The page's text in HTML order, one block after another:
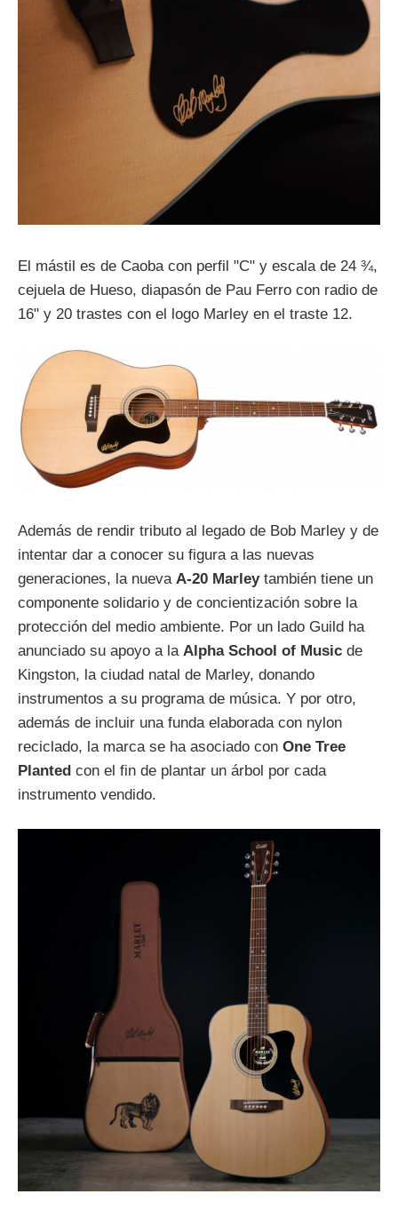
El mástil es de Caoba con perfil "C" y escala de 24 ¾,
cejuela de Hueso, diapasón de Pau Ferro con radio de
16" y 20 trastes con el logo Marley en el traste 12.
Además de rendir tributo al legado de Bob Marley y de
intentar dar a conocer su figura a las nuevas
generaciones, la nueva A-20 Marleytambién tiene un
componente solidario y de concientización sobre la
protección del medio ambiente. Por un lado Guild ha
anunciado su apoyo a la Alpha School of Music de
Kingston, la ciudad natal de Marley, donando
instrumentos a su programa de música. Y por otro,
además de incluir una funda elaborada con nylon
reciclado, la marca se ha asociado con One Tree
Planted con el fin de plantar un árbol por cada
instrumento vendido.